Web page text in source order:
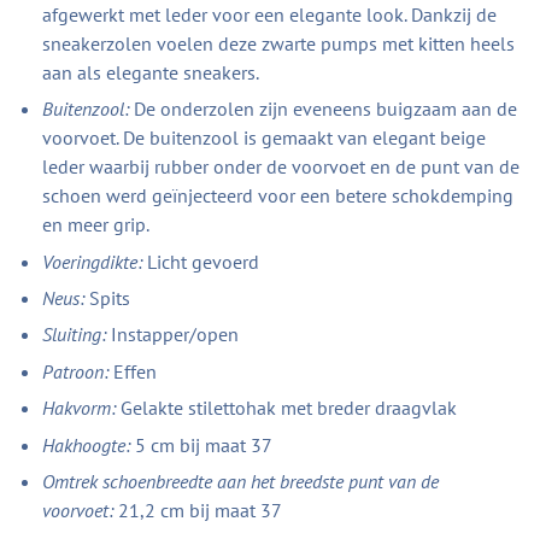
afgewerkt met leder voor een elegante look. Dankzij de
sneakerzolen voelen deze zwarte pumps met kitten heels
aan als elegante sneakers.
Buitenzool:De onderzolen zijn eveneens buigzaam aan de
voorvoet. De buitenzool is gemaakt van elegant beige
leder waarbij rubber onder de voorvoet en de punt van de
schoen werd geïnjecteerd voor een betere schokdemping
en meer grip.
Voeringdikte:Licht gevoerd
Neus:Spits
Sluiting:Instapper/open
Patroon:Effen
Hakvorm:Gelakte stilettohak met breder draagvlak
Hakhoogte:5 cm bij maat 37
Omtrek schoenbreedte aan het breedste punt van de
voorvoet:21,2 cm bij maat 37